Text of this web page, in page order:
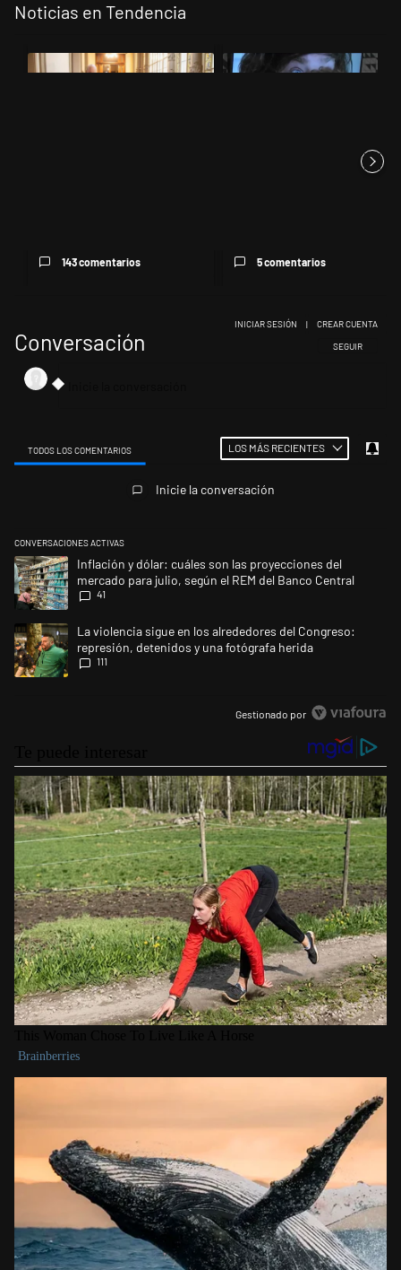
Noticias en Tendencia
Un artículo de tendencia con el título "El Gobierno cedió en la Ley
143 comentarios
Un artículo de tendencia con el
5 comentarios
Conversación SIGA ESTA
SEGUIR
INICIAR SESIÓN | CREAR CUENTA
TODOS LOS COMENTARIOS LOS MÁS RECIENTES
Inicie la conversación
CONVERSACIONES ACTIVAS
Este listado muestra los artículos con más comentarios en los últimos
Un artículo de tendencia con el título "Inflación y dólar: cuáles son las
Inflación y dólar: cuáles son las proyecciones del
mercado para julio, según el REM del Banco Central
41
Un artículo de tendencia con el título "La violencia sigue en los
La violencia sigue en los alrededores del Congreso:
represión, detenidos y una fotógrafa herida
111
Gestionado por